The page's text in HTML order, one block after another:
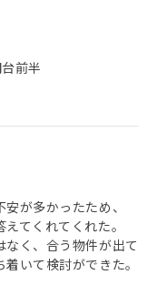
前半
が多かったため、
てくれてくれた。
く、合う物件が出て
いて検討ができた。